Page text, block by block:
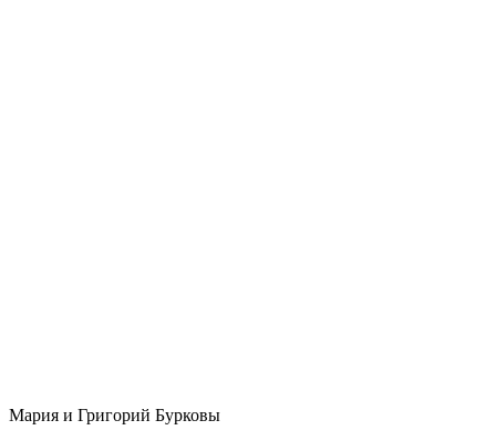
Мария и Григорий Бурковы